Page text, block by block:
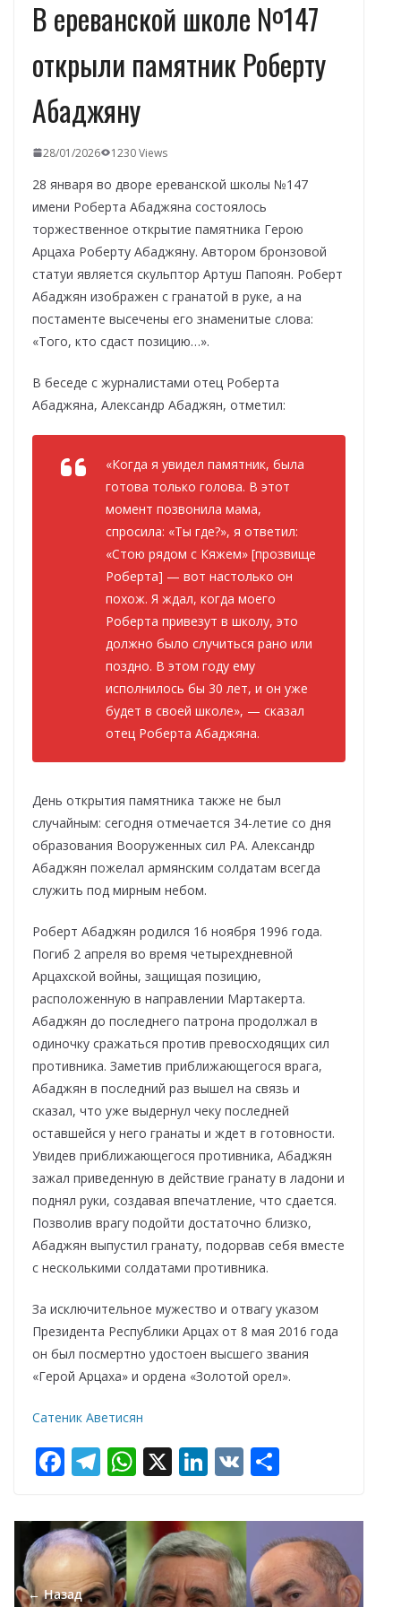
В ереванской школе №147
открыли памятник Роберту
Абаджяну
28/01/2026 1230 Views
28 января во дворе ереванской школы №147
имени Роберта Абаджяна состоялось
торжественное открытие памятника Герою
Арцаха Роберту Абаджяну. Автором бронзовой
статуи является скульптор Артуш Папоян. Роберт
Абаджян изображен с гранатой в руке, а на
постаменте высечены его знаменитые слова:
«Того, кто сдаст позицию…».
В беседе с журналистами отец Роберта
Абаджяна, Александр Абаджян, отметил:
«Когда я увидел памятник, была
готова только голова. В этот
момент позвонила мама,
спросила: «Ты где?», я ответил:
«Стою рядом с Кяжем» [прозвище
Роберта] — вот настолько он
похож. Я ждал, когда моего
Роберта привезут в школу, это
должно было случиться рано или
поздно. В этом году ему
исполнилось бы 30 лет, и он уже
будет в своей школе», — сказал
отец Роберта Абаджяна.
День открытия памятника также не был
случайным: сегодня отмечается 34-летие со дня
образования Вооруженных сил РА. Александр
Абаджян пожелал армянским солдатам всегда
служить под мирным небом.
Роберт Абаджян родился 16 ноября 1996 года.
Погиб 2 апреля во время четырехдневной
Арцахской войны, защищая позицию,
расположенную в направлении Мартакерта.
Абаджян до последнего патрона продолжал в
одиночку сражаться против превосходящих сил
противника. Заметив приближающегося врага,
Абаджян в последний раз вышел на связь и
сказал, что уже выдернул чеку последней
оставшейся у него гранаты и ждет в готовности.
Увидев приближающегося противника, Абаджян
зажал приведенную в действие гранату в ладони и
поднял руки, создавая впечатление, что сдается.
Позволив врагу подойти достаточно близко,
Абаджян выпустил гранату, подорвав себя вместе
с несколькими солдатами противника.
За исключительное мужество и отвагу указом
Президента Республики Арцах от 8 мая 2016 года
он был посмертно удостоен высшего звания
«Герой Арцаха» и ордена «Золотой орел».
Сатеник Аветисян
F
e
b
o
T
e
gr
a
W
at
s
A
X Li
k
e
dI
V
п
р
а
← Назад